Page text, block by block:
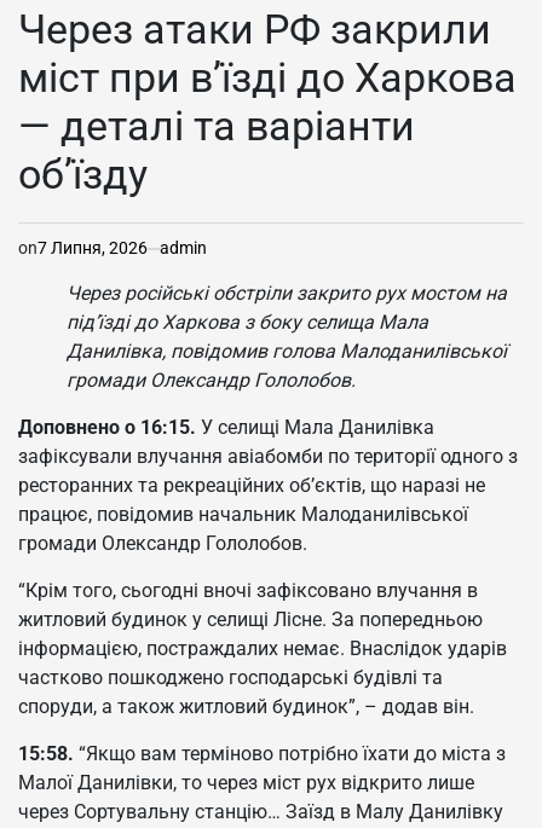
Через атаки РФ закрили
міст при в’їзді до Харкова
— деталі та варіанти
об’їзду
on7 Липня, 2026 admin
Через російські обстріли закрито рух мостом на
під’їзді до Харкова з боку селища Мала
Данилівка, повідомив голова Малоданилівської
громади Олександр Гололобов.
Доповнено о 16:15. У селищі Мала Данилівка
зафіксували влучання авіабомби по території одного з
ресторанних та рекреаційних об’єктів, що наразі не
працює, повідомив начальник Малоданилівської
громади Олександр Гололобов.
“Крім того, сьогодні вночі зафіксовано влучання в
житловий будинок у селищі Лісне. За попередньою
інформацією, постраждалих немає. Внаслідок ударів
частково пошкоджено господарські будівлі та
споруди, а також житловий будинок”, – додав він.
15:58. “Якщо вам терміново потрібно їхати до міста з
Малої Данилівки, то через міст рух відкрито лише
через Сортувальну станцію… Заїзд в Малу Данилівку